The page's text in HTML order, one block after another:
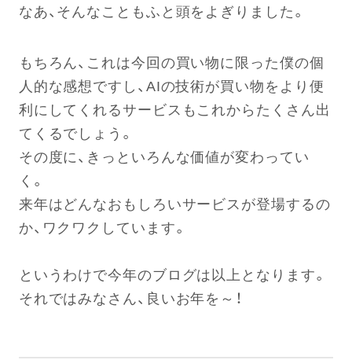
なあ、そんなこともふと頭をよぎりました。
もちろん、これは今回の買い物に限った僕の個
人的な感想ですし、AIの技術が買い物をより便
利にしてくれるサービスもこれからたくさん出
てくるでしょう。
その度に、きっといろんな価値が変わってい
く。
来年はどんなおもしろいサービスが登場するの
か、ワクワクしています。
というわけで今年のブログは以上となります。
それではみなさん、良いお年を～！